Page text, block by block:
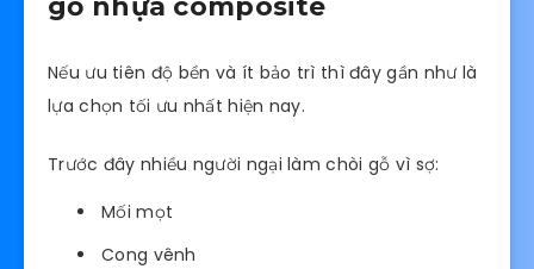
gỗ nhựa composite
Nếu ưu tiên độ bền và ít bảo trì thì đây gần như là
lựa chọn tối ưu nhất hiện nay.
Trước đây nhiều người ngại làm chòi gỗ vì sợ:
Mối mọt
Cong vênh